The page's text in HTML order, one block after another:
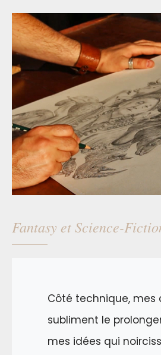
Fantasy et Science-
Côté technique, mes
subliment le
mes idées qui